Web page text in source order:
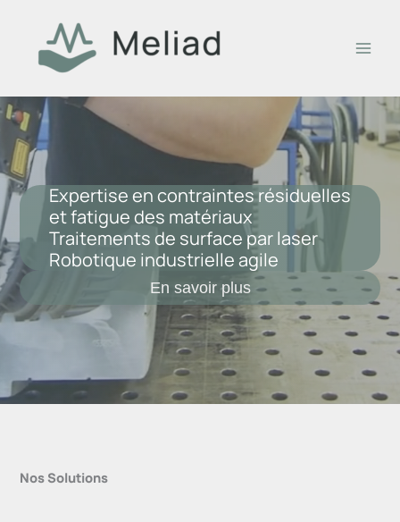
contenu
Expertise en contraintes résiduelles
et fatigue des matériaux
Traitements de surface par laser
Robotique industrielle agile
En savoir plus
Nos Solutions